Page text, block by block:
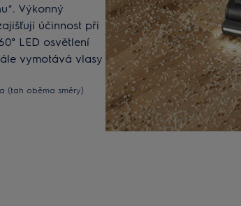
Výkonný
účinnost při
LED osvětlení
vymotává vlasy
(tah oběma směry)